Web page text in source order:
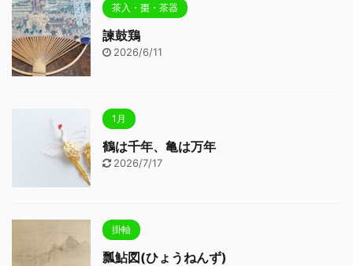
茶入・棗・茶器
諫鼓鶏
2026/6/11
1月
鶴は千年、亀は万年
2026/7/17
掛軸
瓢鮎図(ひょうねんず)